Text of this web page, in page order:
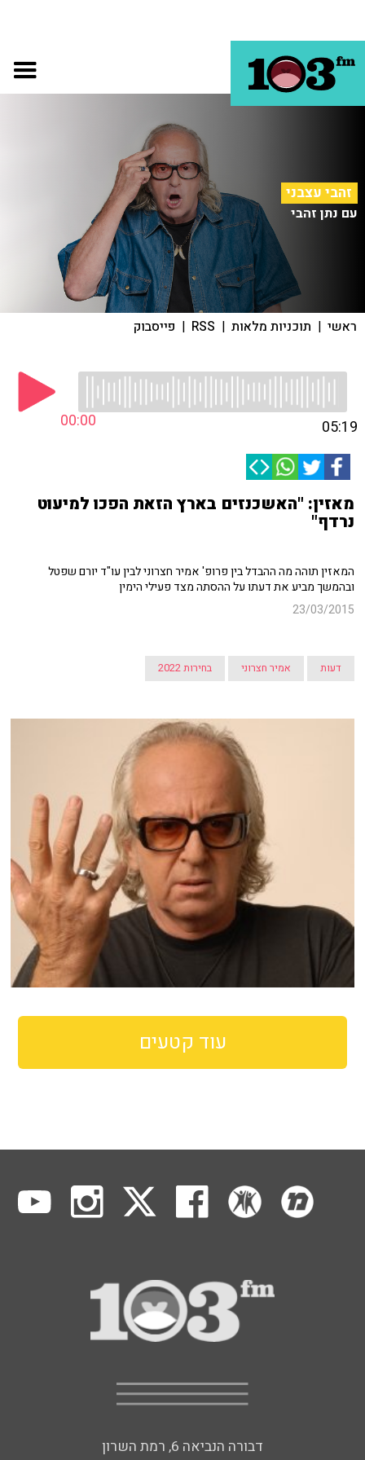
זהבי עצבני
עם נתן זהבי
ראשי | תוכניות מלאות |
RSS
| פייסבוק
00:00 05:19
מאזין: "האשכנזים בארץ הזאת הפכו למיעוט
נרדף"
המאזין תוהה מה ההבדל בין פרופ' אמיר חצרוני לבין עו"ד יורם שפטל
ובהמשך מביע את דעתו על ההסתה מצד פעילי הימין
23/03/2015
דעות אמיר חצרוני בחירות 2022
עוד קטעים
דבורה הנביאה 6, רמת השרון